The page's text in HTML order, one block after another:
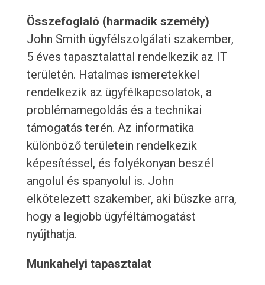
Összefoglaló (harmadik személy)
John Smith ügyfélszolgálati szakember,
5 éves tapasztalattal rendelkezik az IT
területén. Hatalmas ismeretekkel
rendelkezik az ügyfélkapcsolatok, a
problémamegoldás és a technikai
támogatás terén. Az informatika
különböző területein rendelkezik
képesítéssel, és folyékonyan beszél
angolul és spanyolul is. John
elkötelezett szakember, aki büszke arra,
hogy a legjobb ügyféltámogatást
nyújthatja.
Munkahelyi tapasztalat